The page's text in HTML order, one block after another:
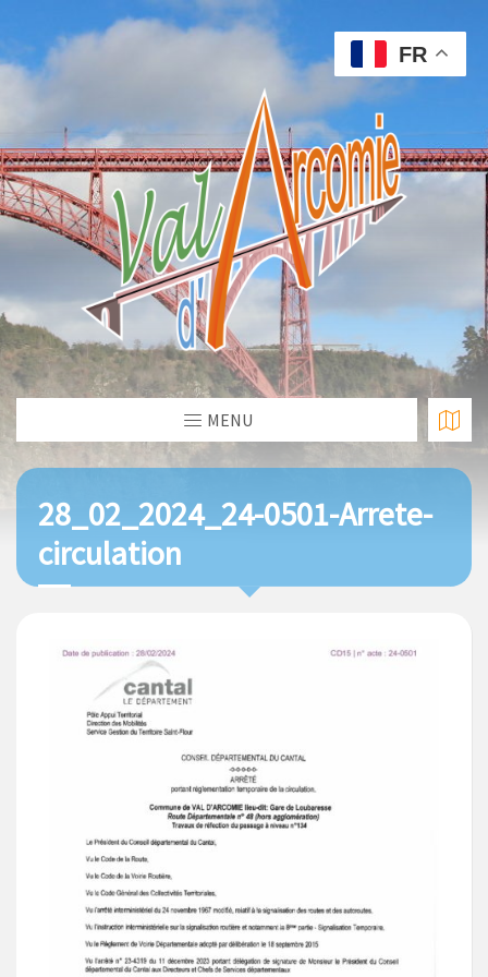
MENU
28_02_2024_24-0501-Arrete-
circulation
FR